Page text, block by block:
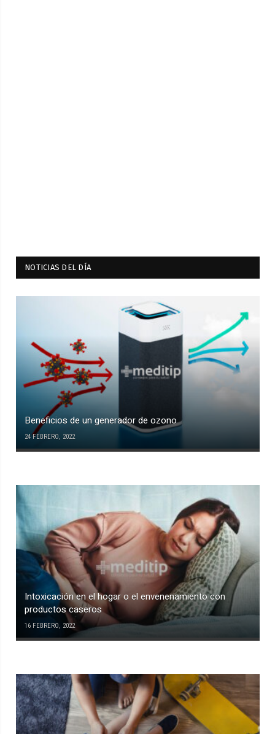
NOTICIAS DEL DÍA
Beneficios de un generador de ozono
24 FEBRERO, 2022
Intoxicación en el hogar o el envenenamiento con
productos caseros
16 FEBRERO, 2022